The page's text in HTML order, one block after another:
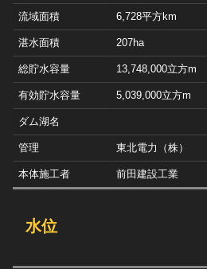
流域面積 6,728平方km
湛水面積 207ha
総貯水容量 13,748,000立方m
有効貯水容量 5,039,000立方m
ダム湖名
管理 東北電力（株）
本体施工者 前田建設工業
水位